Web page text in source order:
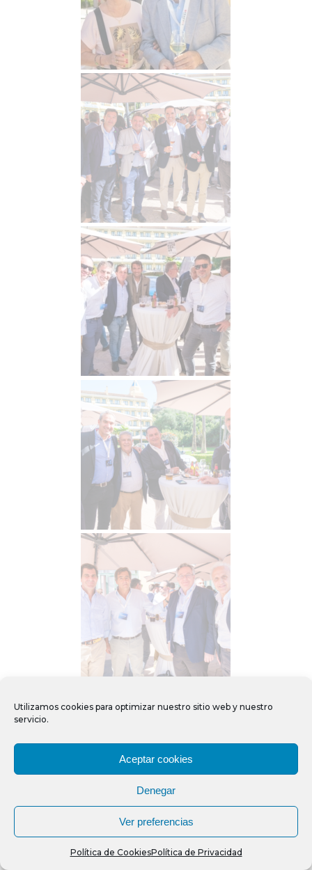
Utilizamos cookies para optimizar nuestro sitio web y nuestro
servicio.
Aceptar cookies
Denegar
Ver preferencias
Política de CookiesPolítica de Privacidad